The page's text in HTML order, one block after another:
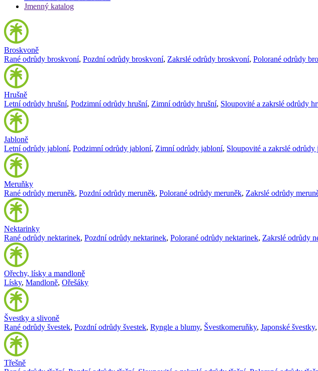
Jmenný katalog
Broskvoně
Rané odrůdy broskvoní, Pozdní odrůdy broskvoní, Zakrslé odrůdy broskvoní, Polorané odrůdy
Hrušně
Letní odrůdy hrušní, Podzimní odrůdy hrušní, Zimní odrůdy hrušní, Sloupovité a zakrslé odrůdy
Jabloně
Letní odrůdy jabloní, Podzimní odrůdy jabloní, Zimní odrůdy jabloní, Sloupovité a zakrslé odrůdy
Meruňky
Rané odrůdy meruněk, Pozdní odrůdy meruněk, Polorané odrůdy meruněk, Zakrslé odrůdy
Nektarinky
Rané odrůdy nektarinek, Pozdní odrůdy nektarinek, Polorané odrůdy nektarinek, Zakrslé odrůdy
Ořechy, lísky a mandloně
Lísky, Mandloně, Ořešáky
Švestky a slivoně
Rané odrůdy švestek, Pozdní odrůdy švestek, Ryngle a blumy, Švestkomeruňky, Japonské švestky,
Třešně